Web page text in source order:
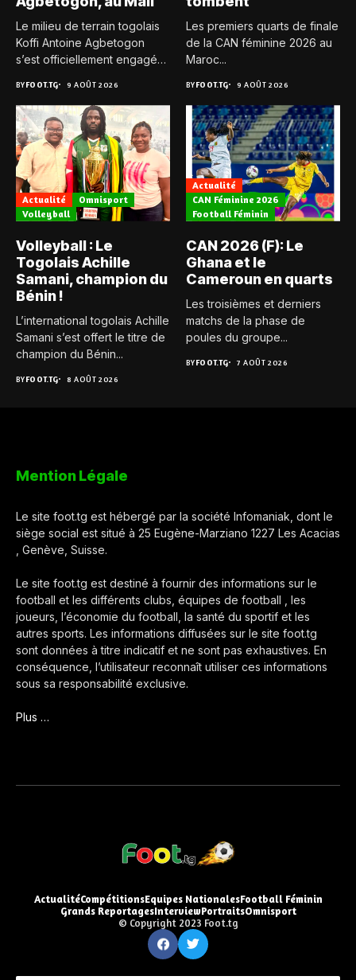
Le milieu de terrain togolais
Koffi Antoine Agbetogon
s’est officiellement engagé
BYFOOT.TG 9 AOÛT 2026
Les premiers quarts de finale
de la CAN féminine 2026 au
Maroc...
BYFOOT.TG 9 AOÛT 2026
Actualité
Omnisport
Volleyball
Volleyball : Le
Togolais Achille
Samani, champion du
Bénin !
L’international togolais Achille
Samani s’est offert le titre de
champion du Bénin...
BYFOOT.TG 8 AOÛT 2026
Actualité
CAN Féminine 2026
Football Féminin
CAN 2026 (F): Le
Ghana et le
Cameroun en quarts
Les troisièmes et derniers
matchs de la phase de
poules du groupe...
BYFOOT.TG 7 AOÛT 2026
Mention Légale
Le site foot.tg est hébergé par la société Infomaniak, dont le
siège social est situé à 25 Eugène-Marziano 1227 Les Acacias
, Genève, Suisse.
Le site foot.tg est destiné à fournir des informations sur le
football et les différents clubs, équipes de football , les
joueurs, l’économie du football, la santé du sportif et les
autres sports. Les informations diffusées sur le site foot.tg
sont données à titre indicatif et ne sont pas exhaustives. En
conséquence, l’utilisateur reconnaît utiliser ces informations
sous sa responsabilité exclusive.
Plus …
ActualitéCompétitionsEquipes NationalesFootball Féminin
Grands ReportagesInterviewPortraitsOmnisport
© Copyright 2023 Foot.tg